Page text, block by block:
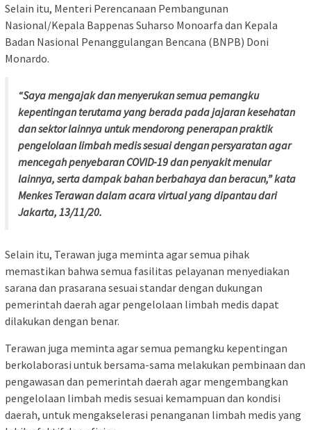
Selain itu, Menteri Perencanaan Pembangunan
Nasional/Kepala Bappenas Suharso Monoarfa dan Kepala
Badan Nasional Penanggulangan Bencana (BNPB) Doni
Monardo.
“Saya mengajak dan menyerukan semua pemangku
kepentingan terutama yang berada pada jajaran kesehatan
dan sektor lainnya untuk mendorong penerapan praktik
pengelolaan limbah medis sesuai dengan persyaratan agar
mencegah penyebaran COVID-19 dan penyakit menular
lainnya, serta dampak bahan berbahaya dan beracun,” kata
Menkes Terawan dalam acara virtual yang dipantau dari
Jakarta, 13/11/20.
Selain itu, Terawan juga meminta agar semua pihak
memastikan bahwa semua fasilitas pelayanan menyediakan
sarana dan prasarana sesuai standar dengan dukungan
pemerintah daerah agar pengelolaan limbah medis dapat
dilakukan dengan benar.
Terawan juga meminta agar semua pemangku kepentingan
berkolaborasi untuk bersama-sama melakukan pembinaan dan
pengawasan dan pemerintah daerah agar mengembangkan
pengelolaan limbah medis sesuai kemampuan dan kondisi
daerah, untuk mengakselerasi penanganan limbah medis yang